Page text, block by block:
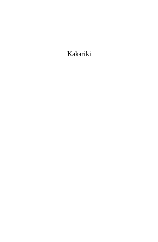
Kakariki